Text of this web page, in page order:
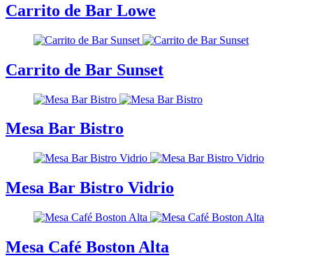
Carrito de Bar Lowe
Carrito de Bar Sunset
Mesa Bar Bistro
Mesa Bar Bistro Vidrio
Mesa Café Boston Alta